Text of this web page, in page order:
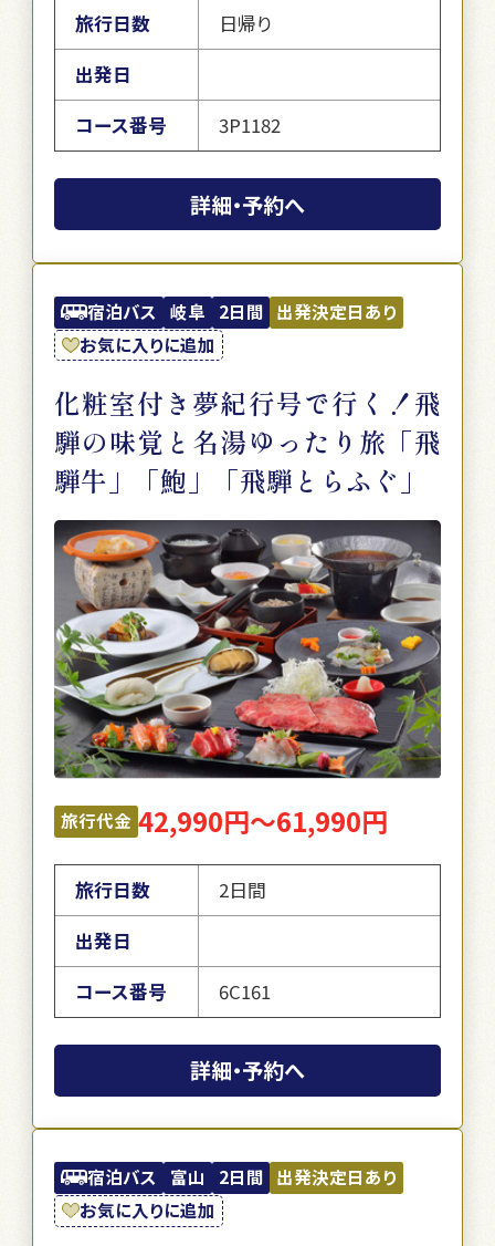
旅行日数
日帰り
出発日
コース番号
3P1182
詳細・予約へ
宿泊バス 岐阜 2日間 出発決定日あり
お気に入りに追加
化粧室付き夢紀行号で行く！飛
騨の味覚と名湯ゆったり旅「飛
騨牛」「鮑」「飛騨とらふぐ」
旅行代金 42,990円～61,990円
旅行日数
2日間
出発日
コース番号
6C161
詳細・予約へ
宿泊バス 富山 2日間 出発決定日あり
お気に入りに追加